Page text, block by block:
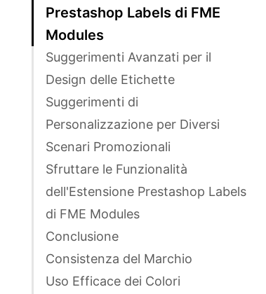
Prestashop Labels di FME
Modules
Suggerimenti Avanzati per il
Design delle Etichette
Suggerimenti di
Personalizzazione per Diversi
Scenari Promozionali
Sfruttare le Funzionalità
dell'Estensione Prestashop Labels
di FME Modules
Conclusione
Consistenza del Marchio
Uso Efficace dei Colori